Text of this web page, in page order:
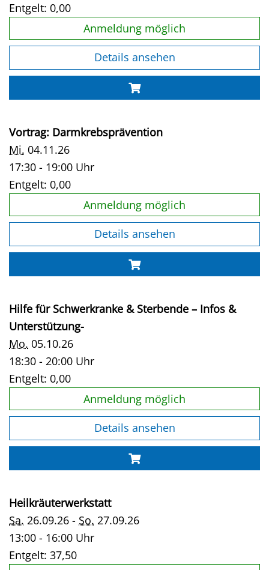
Entgelt: 0,00
Anmeldung möglich
Details ansehen
Vortrag: Darmkrebsprävention
Mi. 04.11.26
17:30 - 19:00 Uhr
Entgelt: 0,00
Anmeldung möglich
Details ansehen
Hilfe für Schwerkranke & Sterbende – Infos &
Unterstützung-
Mo. 05.10.26
18:30 - 20:00 Uhr
Entgelt: 0,00
Anmeldung möglich
Details ansehen
Heilkräuterwerkstatt
Sa. 26.09.26 - So. 27.09.26
13:00 - 16:00 Uhr
Entgelt: 37,50